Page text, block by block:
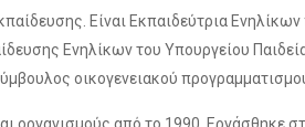
Είναι Εκπαιδεύτρια
Ενηλίκων του Υπουργείου
οικογενειακού